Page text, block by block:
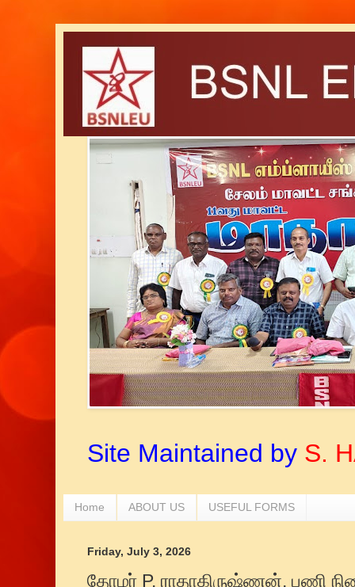
Site Maintained by S.
Home ABOUT US USEFUL FORMS
Friday, July 3, 2026
தோழர் P. ராதாகிருஷ்ணன், பணி